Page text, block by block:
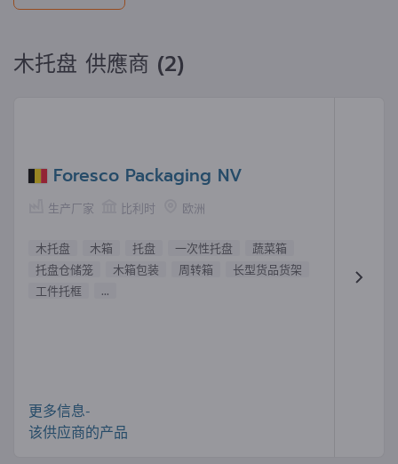
木托盘 供應商 (2)
Foresco Packaging NV
生产厂家 比利时 欧洲
木托盘 木箱 托盘 一次性托盘
蔬菜箱
托盘仓储笼
木箱包装 周转箱
长型货品货架
工件托框
...
更多信息-
该供应商的产品